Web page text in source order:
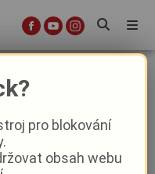
Veřejná místa
budou bez
pro blokování
obsah webu